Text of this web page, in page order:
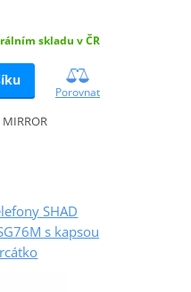
skladu v ČR
Porovnat
MIRROR
SHAD
s kapsou